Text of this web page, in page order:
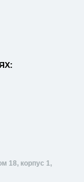
18, корпус 1,